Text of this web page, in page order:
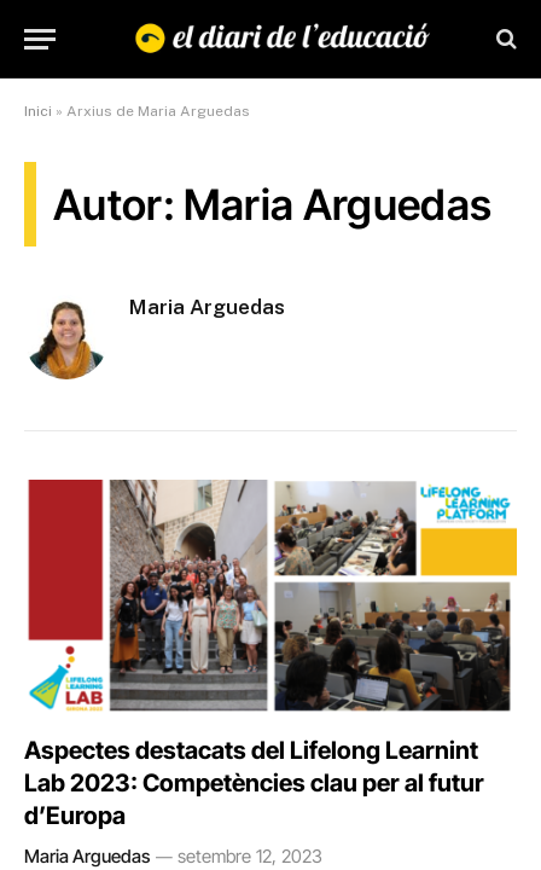
Inici » Arxius de Maria Arguedas
Autor: Maria Arguedas
Maria Arguedas
Aspectes destacats del Lifelong Learnint
Lab 2023: Competències clau per al futur
d’Europa
Maria Arguedas setembre 12, 2023